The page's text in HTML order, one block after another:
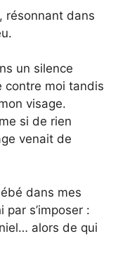
résonnant dans
un silence
contre moi tandis
visage.
si de rien
venait de
dans mes
s’imposer :
alors de qui